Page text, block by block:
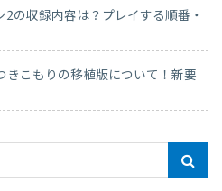
の収録内容は？プレイする順番・
こもりの移植版について！新要